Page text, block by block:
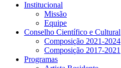
Institucional
Missão
Equipe
Conselho Científico e Cultural
Composição 2021-2024
Composição 2017-2021
Programas